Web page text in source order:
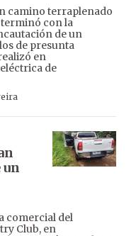
camino terraplenado
terminó con la
de un
de presunta
en
de
un
comercial del
Club, en